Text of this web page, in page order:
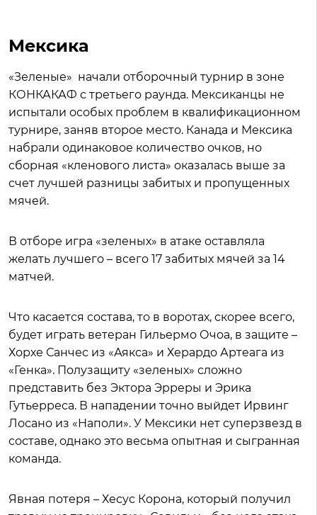
Мексика
«Зеленые» начали отборочный турнир в зоне
КОНКАКАФ с третьего раунда. Мексиканцы не
испытали особых проблем в квалификационном
турнире, заняв второе место. Канада и Мексика
набрали одинаковое количество очков, но
сборная «кленового листа» оказалась выше за
счет лучшей разницы забитых и пропущенных
мячей.
В отборе игра «зеленых» в атаке оставляла
желать лучшего – всего 17 забитых мячей за 14
матчей.
Что касается состава, то в воротах, скорее всего,
будет играть ветеран Гильермо Очоа, в защите –
Хорхе Санчес из «Аякса» и Херардо Артеага из
«Генка». Полузащиту «зеленых» сложно
представить без Эктора Эрреры и Эрика
Гутьерреса. В нападении точно выйдет Ирвинг
Лосано из «Наполи». У Мексики нет суперзвезд в
составе, однако это весьма опытная и сыгранная
команда.
Явная потеря – Хесус Корона, который получил